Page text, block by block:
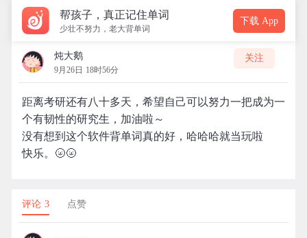
帮孩子，真正记住单词
少壮不努力，老大背单词
下载 App
炖大鹅
9月26日 18时56分
关注
距离考研还有八十多天，希望自己可以努力一把成为一
个有韧性的研究生，加油啦～
没有想到这个软件背单词真的好，哈哈哈就当玩啦
快乐。🌝🌝
评论 3 点赞